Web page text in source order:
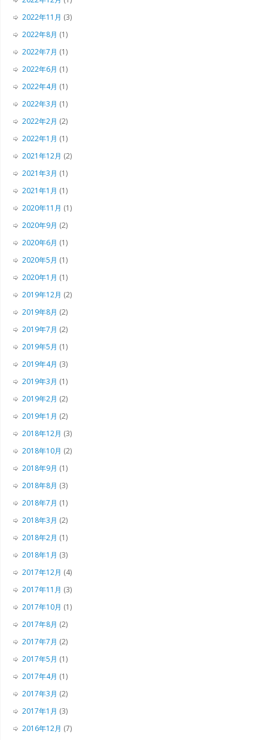
2022年11月 (3)
2022年8月 (1)
2022年7月 (1)
2022年6月 (1)
2022年4月 (1)
2022年3月 (1)
2022年2月 (2)
2022年1月 (1)
2021年12月 (2)
2021年3月 (1)
2021年1月 (1)
2020年11月 (1)
2020年9月 (2)
2020年6月 (1)
2020年5月 (1)
2020年1月 (1)
2019年12月 (2)
2019年8月 (2)
2019年7月 (2)
2019年5月 (1)
2019年4月 (3)
2019年3月 (1)
2019年2月 (2)
2019年1月 (2)
2018年12月 (3)
2018年10月 (2)
2018年9月 (1)
2018年8月 (3)
2018年7月 (1)
2018年3月 (2)
2018年2月 (1)
2018年1月 (3)
2017年12月 (4)
2017年11月 (3)
2017年10月 (1)
2017年8月 (2)
2017年7月 (2)
2017年5月 (1)
2017年4月 (1)
2017年3月 (2)
2017年1月 (3)
2016年12月 (7)